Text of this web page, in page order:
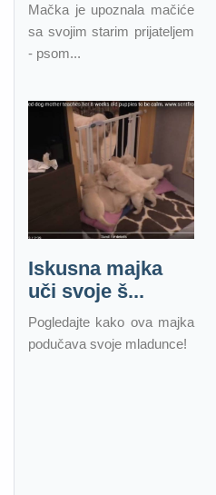
Mačka je upoznala mačiće
sa svojim starim prijateljem
- psom...
Iskusna majka
uči svoje š...
Pogledajte kako ova majka
podučava svoje mladunce!